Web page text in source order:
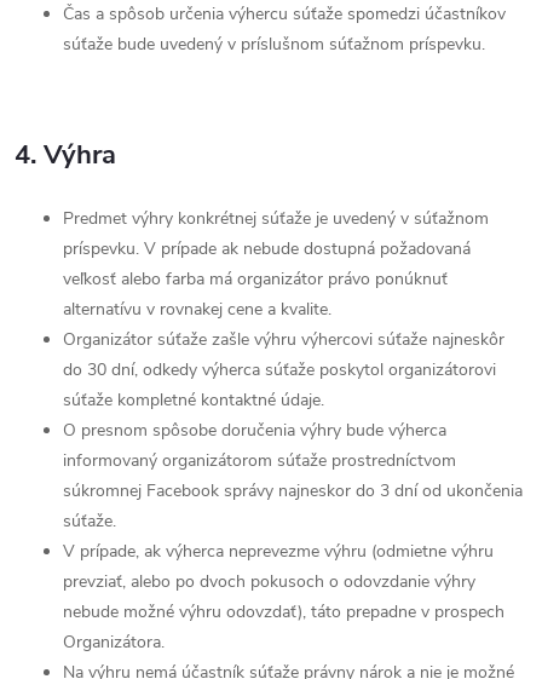
Čas a spôsob určenia výhercu súťaže spomedzi účastníkov
súťaže bude uvedený v príslušnom súťažnom príspevku.
4. Výhra
Predmet výhry konkrétnej súťaže je uvedený v súťažnom
príspevku. V prípade ak nebude dostupná požadovaná
veľkosť alebo farba má organizátor právo ponúknuť
alternatívu v rovnakej cene a kvalite.
Organizátor súťaže zašle výhru výhercovi súťaže najneskôr
do 30 dní, odkedy výherca súťaže poskytol organizátorovi
súťaže kompletné kontaktné údaje.
O presnom spôsobe doručenia výhry bude výherca
informovaný organizátorom súťaže prostredníctvom
súkromnej Facebook správy najneskor do 3 dní od ukončenia
súťaže.
V prípade, ak výherca neprevezme výhru (odmietne výhru
prevziať, alebo po dvoch pokusoch o odovzdanie výhry
nebude možné výhru odovzdať), táto prepadne v prospech
Organizátora.
Na výhru nemá účastník súťaže právny nárok a nie je možné